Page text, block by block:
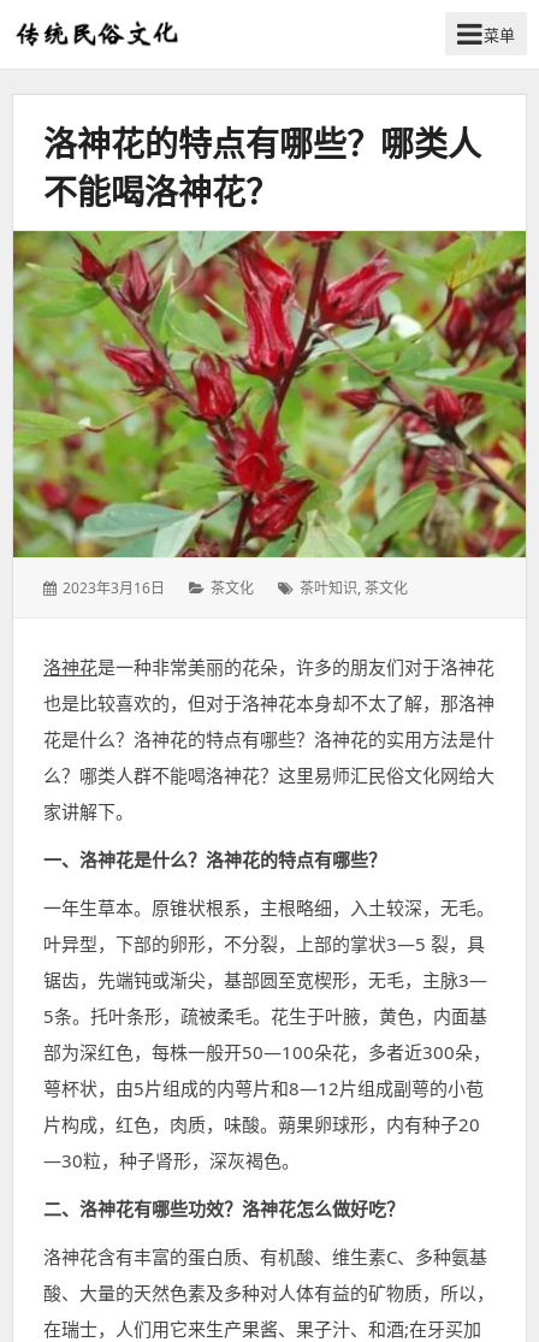
弘
扬
化
菜单
洛神花的特点有哪些？哪类人
不能喝洛神花？
发
2023年3月16日
分
茶文化
标
茶叶知识,茶文化
洛神花是一种非常美丽的花朵，许多的朋友们对于洛神花
也是比较喜欢的，但对于洛神花本身却不太了解，那洛神
花是什么？洛神花的特点有哪些？洛神花的实用方法是什
么？哪类人群不能喝洛神花？这里易师汇民俗文化网给大
家讲解下。
一、洛神花是什么？洛神花的特点有哪些？
一年生草本。原锥状根系，主根略细，入土较深，无毛。
叶异型，下部的卵形，不分裂，上部的掌状3—5 裂，具
锯齿，先端钝或渐尖，基部圆至宽楔形，无毛，主脉3—
5条。托叶条形，疏被柔毛。花生于叶腋，黄色，内面基
部为深红色，每株一般开50—100朵花，多者近300朵，
萼杯状，由5片组成的内萼片和8—12片组成副萼的小苞
片构成，红色，肉质，味酸。蒴果卵球形，内有种子20
—30粒，种子肾形，深灰褐色。
二、洛神花有哪些功效？洛神花怎么做好吃？
洛神花含有丰富的蛋白质、有机酸、维生素C、多种氨基
酸、大量的天然色素及多种对人体有益的矿物质，所以，
在瑞士，人们用它来生产果酱、果子汁、和酒;在牙买加